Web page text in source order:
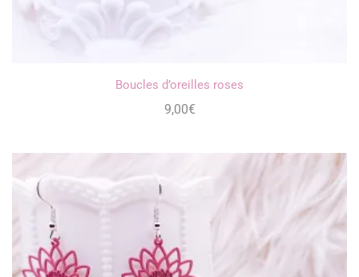
Boucles d’oreilles roses
9,00€